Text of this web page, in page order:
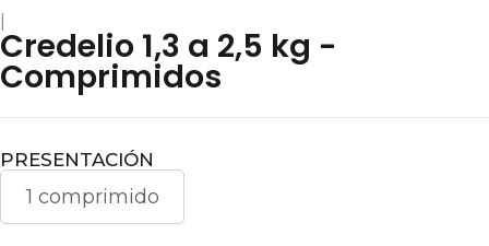
Credelio 1,3 a 2,5 kg -
Comprimidos
PRESENTACIÓN
1 comprimido